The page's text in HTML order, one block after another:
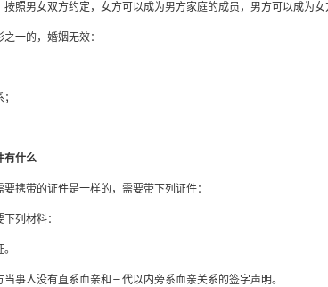
照男女双方约定，女方可以成为男方家庭的成员，男方可以成为女
一的，婚姻无效：
有什么
携带的证件是一样的，需要带下列证件：
列材料：
当事人没有直系血亲和三代以内旁系血亲关系的签字声明。